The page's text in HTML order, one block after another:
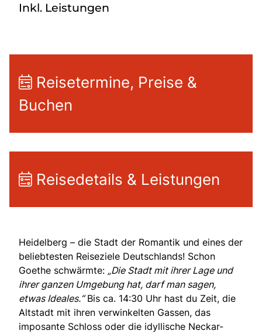
Inkl. Leistungen
Reisetermine, Preise &
Buchen
Reisedetails & Leistungen
Heidelberg – die Stadt der Romantik und eines der
beliebtesten Reiseziele Deutschlands! Schon
Goethe schwärmte: „Die Stadt mit ihrer Lage und
ihrer ganzen Umgebung hat, darf man sagen,
etwas Ideales.“Bis ca. 14:30 Uhr hast du Zeit, die
Altstadt mit ihren verwinkelten Gassen, das
imposante Schloss oder die idyllische Neckar-